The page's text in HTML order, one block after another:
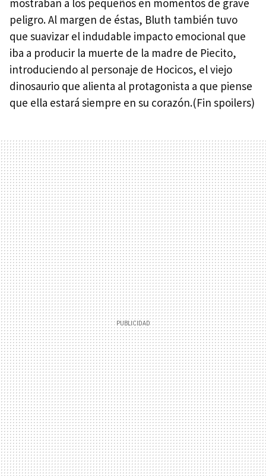
mostraban a los pequeños en momentos de grave
peligro. Al margen de éstas, Bluth también tuvo
que suavizar el indudable impacto emocional que
iba a producir la muerte de la madre de Piecito,
introduciendo al personaje de Hocicos, el viejo
dinosaurio que alienta al protagonista a que piense
que ella estará siempre en su corazón.(Fin spoilers)